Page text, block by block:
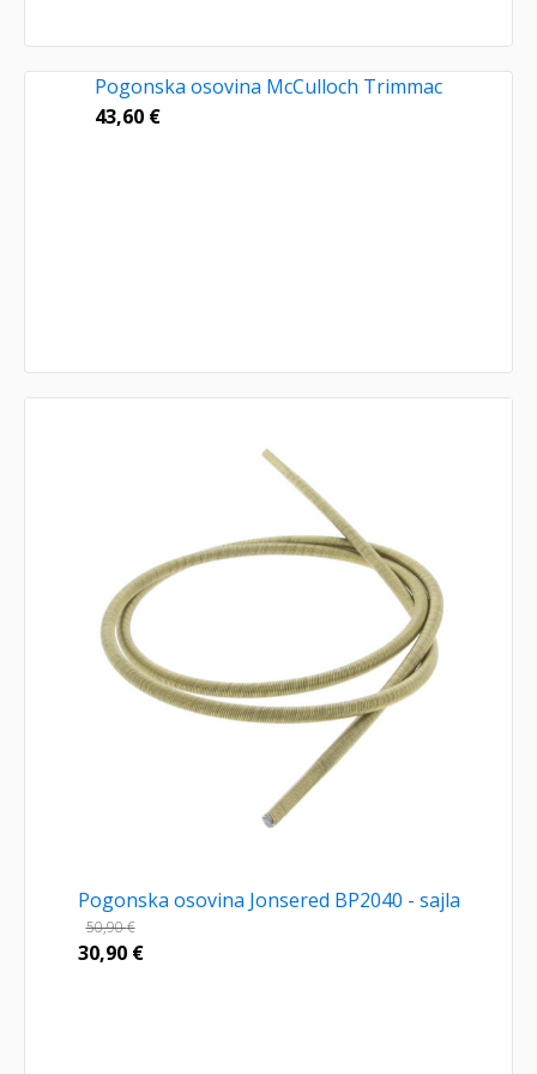
Pogonska osovina McCulloch Trimmac
43,60 €
Pogonska osovina Jonsered BP2040 - sajla
50,90€
30,90 €